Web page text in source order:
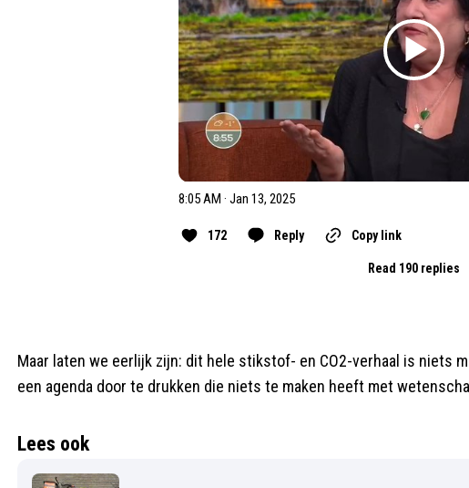
8:05 AM · Jan 13, 2025
172 Reply Copy link
Read 190 replies
Maar laten we eerlijk zijn: dit hele stikstof- en CO2-verhaal is niets
een agenda door te drukken die niets te maken heeft met
Lees ook